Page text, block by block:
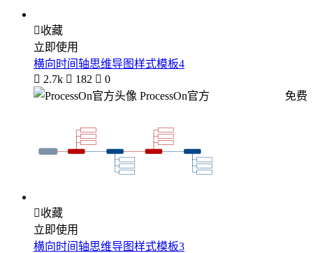
收藏
立即使用
横向时间轴思维导图样式模板4
 2.7k  182  0
ProcessOn官方
免费
收藏
立即使用
横向时间轴思维导图样式模板3